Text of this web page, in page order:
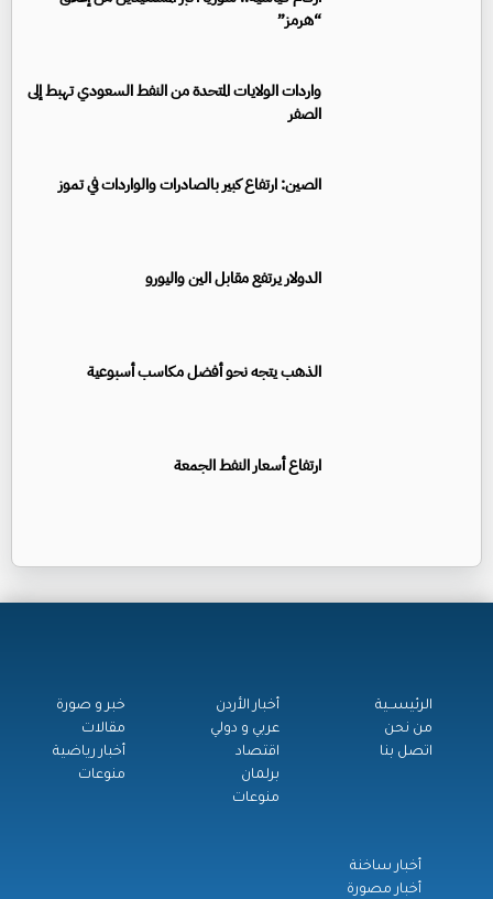
“هرمز”
واردات الولايات المتحدة من النفط السعودي تهبط إلى
الصفر
الصين: ارتفاع كبير بالصادرات والواردات في تموز
الدولار يرتفع مقابل الين واليورو
الذهب يتجه نحو أفضل مكاسب أسبوعية
ارتفاع أسعار النفط الجمعة
الرئيســية
من نحن
اتصل بنا
أخبار الأردن
عربي و دولي
اقتصاد
برلمان
منوعات
خبر و صورة
مقالات
أخبار رياضية
منوعات
أخبار ساخنة
أخبار مصورة